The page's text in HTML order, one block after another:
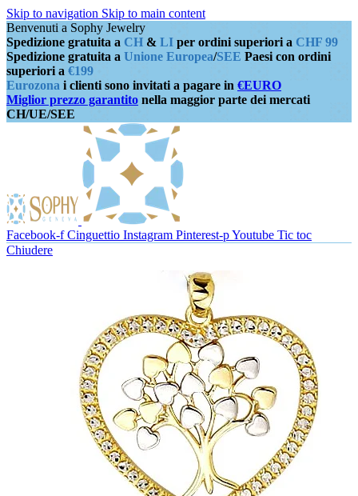
Skip to navigation Skip to main content
Benvenuti a Sophy Jewelry
Spedizione gratuita a CH & LI per ordini superiori a CHF 99
Spedizione gratuita a Unione Europea/SEE Paesi con ordini
superiori a €199
Eurozona i clienti sono invitati a pagare in €EURO
Miglior prezzo garantito nella maggior parte dei mercati
CH/UE/SEE
Facebook-f Cinguettio Instagram Pinterest-pYoutube Tic toc
Chiudere